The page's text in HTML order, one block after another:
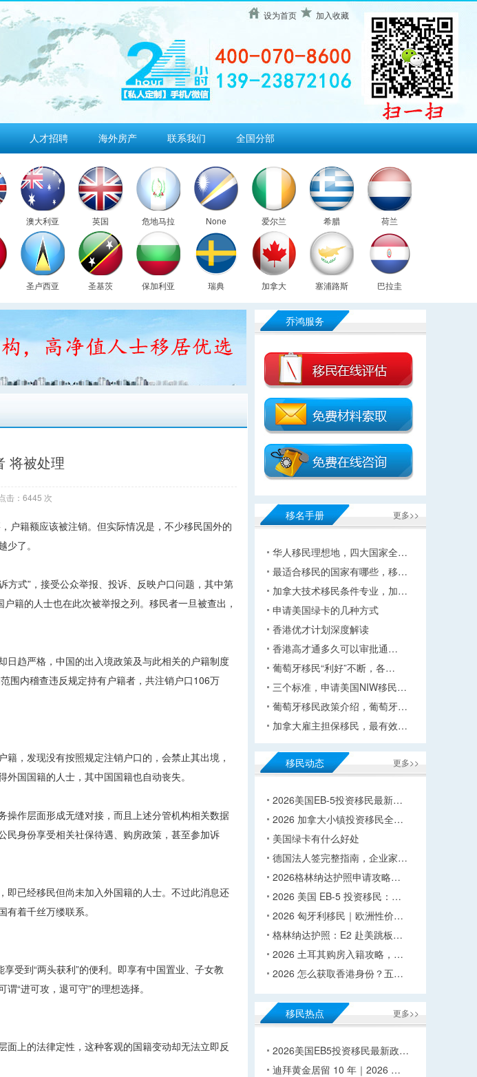
设为首页 加入收藏
人才招聘 海外房产 联系我们 全国分部
澳大利亚 英国 危地马拉 None 爱尔兰 希腊 荷兰
圣卢西亚 圣基茨 保加利亚 瑞典 加拿大 塞浦路斯 巴拉圭
将被处理
击：6445 次
籍额应该被注销。但实际情况是，不少移民国外的
了。
式”，接受公众举报、投诉、反映户口问题，其中第
籍的人士也在此次被举报之列。移民者一旦被查出，
趋严格，中国的出入境政策及与此相关的户籍制度
围内稽查违反规定持有户籍者，共注销户口106万
，发现没有按照规定注销户口的，会禁止其出境，
国国籍的人士，其中国国籍也自动丧失。
作层面形成无缝对接，而且上述分管机构相关数据
民身份享受相关社保待遇、购房政策，甚至参加诉
已经移民但尚未加入外国籍的人士。不过此消息还
着千丝万缕联系。
受到“两头获利”的便利。即享有中国置业、子女教
“进可攻，退可守”的理想选择。
上的法律定性，这种客观的国籍变动却无法立即反
乔鸿服务
更多>>
移名手册
华人移民理想地，四大国家全…
最适合移民的国家有哪些，移…
加拿大技术移民条件专业，加…
申请美国绿卡的几种方式
香港优才计划深度解读
香港高才通多久可以审批通…
葡萄牙移民“利好”不断，各…
三个标准，申请美国NIW移民…
葡萄牙移民政策介绍，葡萄牙…
加拿大雇主担保移民，最有效…
更多>>
移民动态
2026美国EB-5投资移民最新…
2026 加拿大小镇投资移民全…
美国绿卡有什么好处
德国法人签完整指南，企业家…
2026格林纳达护照申请攻略…
2026 美国 EB-5 投资移民：…
2026 匈牙利移民｜欧洲性价…
格林纳达护照：E2 赴美跳板…
2026 土耳其购房入籍攻略，…
2026 怎么获取香港身份？五…
更多>>
移民热点
2026美国EB5投资移民最新政…
迪拜黄金居留 10 年｜2026 …